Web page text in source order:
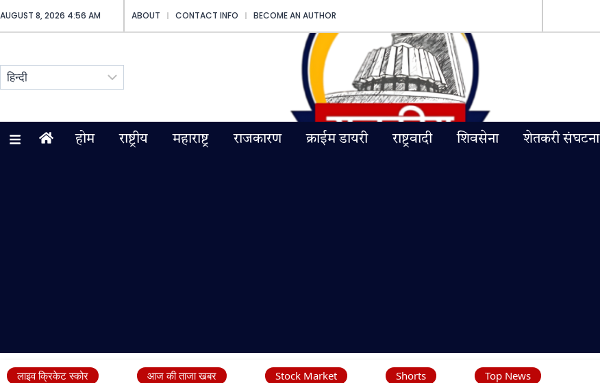
AUGUST 8, 2026 4:56 AM ABOUT CONTACT INFO BECOME AN AUTHOR
होम राष्ट्रीय महाराष्ट्र राजकारण क्राईम डायरी राष्ट्रवादी शिवसेना शेतकरी संघटना
लाइव क्रिकेट स्कोर आज की ताजा खबर Stock Market Shorts Top News